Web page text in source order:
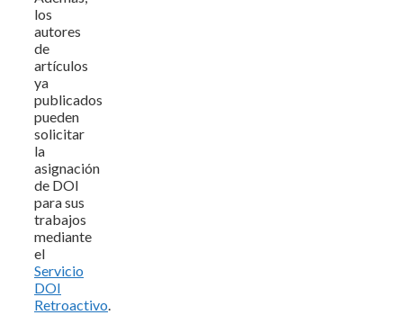
los
autores
de
artículos
ya
publicados
pueden
solicitar
la
asignación
de DOI
para sus
trabajos
mediante
el
Servicio
DOI
Retroactivo.